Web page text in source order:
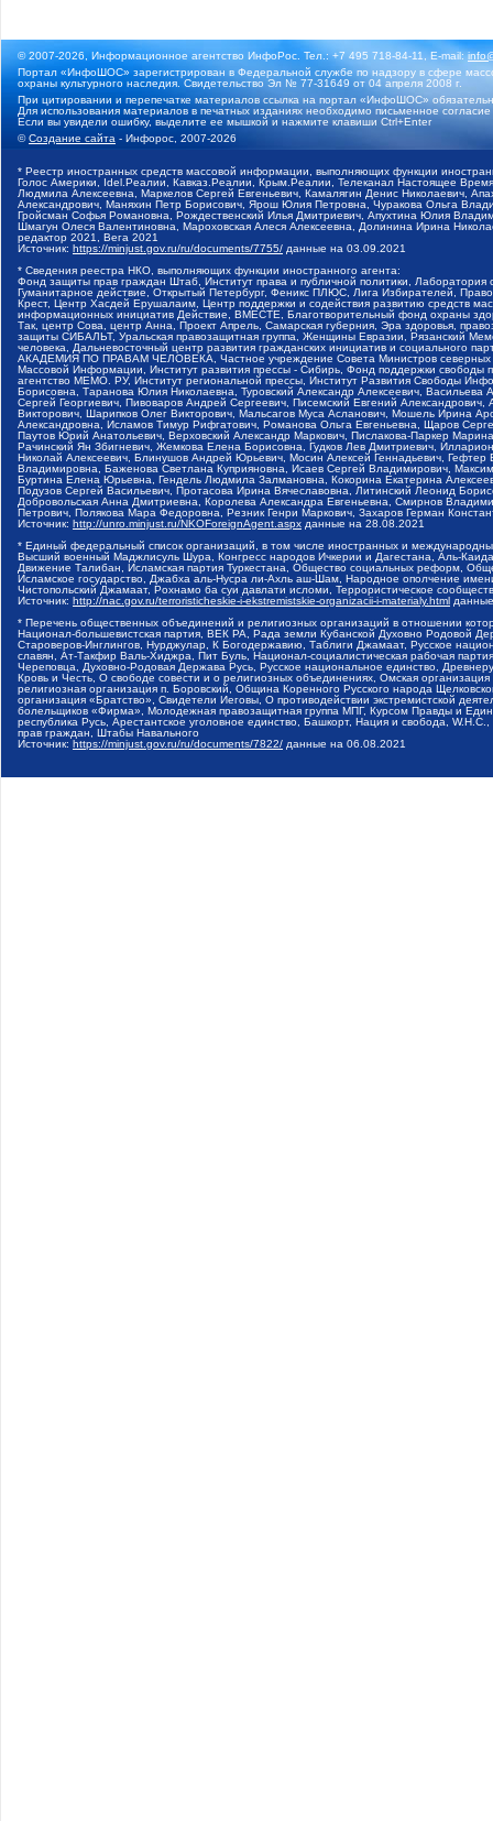
© 2007-2026, Информационное агентство ИнфоРос. Тел.: +7 495 718-84-11, E-mail:
Портал «ИнфоШОС» зарегистрирован в Федеральной службе по надзору в сфере
охраны культурного наследия. Свидетельство Эл № 77-31649 от 04 апреля 2008 г.
При цитировании и перепечатке материалов ссылка на портал «ИнфоШОС»
Для использования материалов в печатных изданиях необходимо письменное
Если вы увидели ошибку, выделите ее мышкой и нажмите клавиши Ctrl+Enter
©Создание сайта - Инфорос, 2007-2026
* Реестр иностранных средств массовой информации, выполняющих функции
Голос Америки, Idel.Реалии, Кавказ.Реалии, Крым.Реалии, Телеканал Настоящее
Людмила Алексеевна, Маркелов Сергей Евгеньевич, Камалягин Денис Николаевич,
Александрович, Маняхин Петр Борисович, Ярош Юлия Петровна, Чуракова Ольга
Гройсман Софья Романовна, Рождественский Илья Дмитриевич, Апухтина Юлия
Шмагун Олеся Валентиновна, Мароховская Алеся Алексеевна, Долинина Ирина
редактор 2021, Вега 2021
Источник: https://minjust.gov.ru/ru/documents/7755/ данные на 03.09.2021
* Сведения реестра НКО, выполняющих функции иностранного агента:
Фонд защиты прав граждан Штаб, Институт права и публичной политики,
Гуманитарное действие, Открытый Петербург, Феникс ПЛЮС, Лига Избирателей,
Крест, Центр Хасдей Ерушалаим, Центр поддержки и содействия развитию средств
информационных инициатив Действие, ВМЕСТЕ, Благотворительный фонд охраны
Так, центр Сова, центр Анна, Проект Апрель, Самарская губерния, Эра здоровья,
защиты СИБАЛЬТ, Уральская правозащитная группа, Женщины Евразии, Рязанский
человека, Дальневосточный центр развития гражданских инициатив и социального
АКАДЕМИЯ ПО ПРАВАМ ЧЕЛОВЕКА, Частное учреждение Совета Министров северных
Массовой Информации, Институт развития прессы - Сибирь, Фонд поддержки
агентство МЕМО. РУ, Институт региональной прессы, Институт Развития Свободы
Борисовна, Таранова Юлия Николаевна, Туровский Александр Алексеевич,
Сергей Георгиевич, Пивоваров Андрей Сергеевич, Писемский Евгений
Викторович, Шарипков Олег Викторович, Мальсагов Муса Асланович, Мошель Ирина
Александровна, Исламов Тимур Рифгатович, Романова Ольга Евгеньевна, Щаров
Паутов Юрий Анатольевич, Верховский Александр Маркович, Пислакова-Паркер
Рачинский Ян Збигневич, Жемкова Елена Борисовна, Гудков Лев Дмитриевич,
Николай Алексеевич, Блинушов Андрей Юрьевич, Мосин Алексей Геннадьевич,
Владимировна, Баженова Светлана Куприяновна, Исаев Сергей Владимирович,
Буртина Елена Юрьевна, Гендель Людмила Залмановна, Кокорина Екатерина
Подузов Сергей Васильевич, Протасова Ирина Вячеславовна, Литинский Леонид
Добровольская Анна Дмитриевна, Королева Александра Евгеньевна, Смирнов
Петрович, Полякова Мара Федоровна, Резник Генри Маркович, Захаров Герман
Источник: http://unro.minjust.ru/NKOForeignAgent.aspx данные на 28.08.2021
* Единый федеральный список организаций, в том числе иностранных и
Высший военный Маджлисуль Шура, Конгресс народов Ичкерии и Дагестана, Аль-
Движение Талибан, Исламская партия Туркестана, Общество социальных реформ,
Исламское государство, Джабха аль-Нусра ли-Ахль аш-Шам, Народное ополчение
Чистопольский Джамаат, Рохнамо ба суи давлати исломи, Террористическое
Источник: http://nac.gov.ru/terroristicheskie-i-ekstremistskie-organizacii-i-materialy.html
* Перечень общественных объединений и религиозных организаций в отношении
Национал-большевистская партия, ВЕК РА, Рада земли Кубанской Духовно Родовой
Староверов-Инглингов, Нурджулар, К Богодержавию, Таблиги Джамаат, Русское
славян, Ат-Такфир Валь-Хиджра, Пит Буль, Национал-социалистическая рабочая
Череповца, Духовно-Родовая Держава Русь, Русское национальное единство,
Кровь и Честь, О свободе совести и о религиозных объединениях, Омская
религиозная организация п. Боровский, Община Коренного Русского народа
организация «Братство», Свидетели Иеговы, О противодействии экстремистской
болельщиков «Фирма», Молодежная правозащитная группа МПГ, Курсом Правды и
республика Русь, Арестантское уголовное единство, Башкорт, Нация и свобода,
прав граждан, Штабы Навального
Источник: https://minjust.gov.ru/ru/documents/7822/ данные на 06.08.2021